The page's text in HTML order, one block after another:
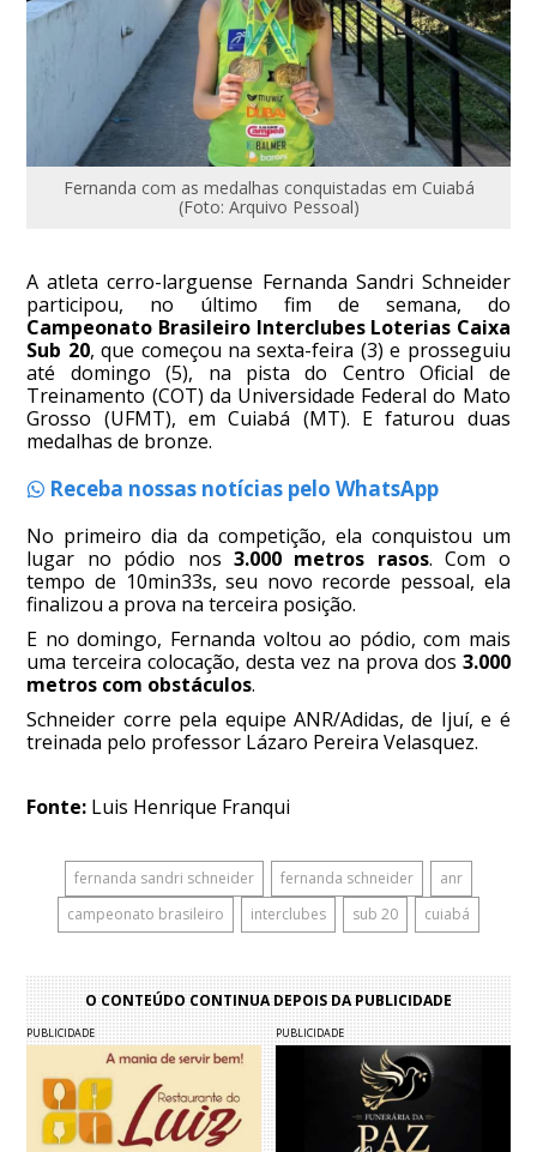
Fernanda com as medalhas conquistadas em Cuiabá
(Foto: Arquivo Pessoal)
A atleta cerro-larguense Fernanda Sandri Schneider
participou, no último fim de semana, do
Campeonato Brasileiro Interclubes Loterias Caixa
Sub 20, que começou na sexta-feira (3) e prosseguiu
até domingo (5), na pista do Centro Oficial de
Treinamento (COT) da Universidade Federal do Mato
Grosso (UFMT), em Cuiabá (MT). E faturou duas
medalhas de bronze.
Receba nossas notícias pelo WhatsApp
No primeiro dia da competição, ela conquistou um
lugar no pódio nos 3.000 metros rasos. Com o
tempo de 10min33s, seu novo recorde pessoal, ela
finalizou a prova na terceira posição.
E no domingo, Fernanda voltou ao pódio, com mais
uma terceira colocação, desta vez na prova dos 3.000
metros com obstáculos.
Schneider corre pela equipe ANR/Adidas, de Ijuí, e é
treinada pelo professor Lázaro Pereira Velasquez.
Fonte: Luis Henrique Franqui
fernanda sandri schneider fernanda schneider
anr
campeonato brasileiro
interclubes sub 20 cuiabá
O CONTEÚDO CONTINUA DEPOIS DA PUBLICIDADE
PUBLICIDADE PUBLICIDADE